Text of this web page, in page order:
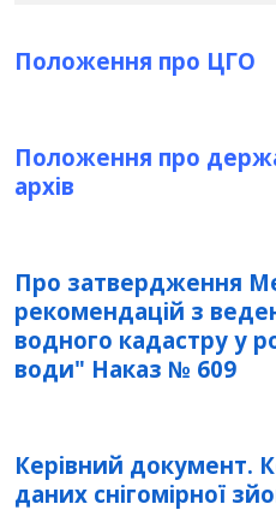
Положення про ЦГО
Положення про
архів
Про затвердження
рекомендацій з
водного кадастру у
води" Наказ № 609
Керівний документ.
даних снігомірної